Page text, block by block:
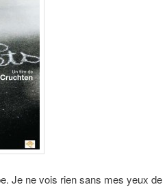
Je ne vois rien sans mes yeux de